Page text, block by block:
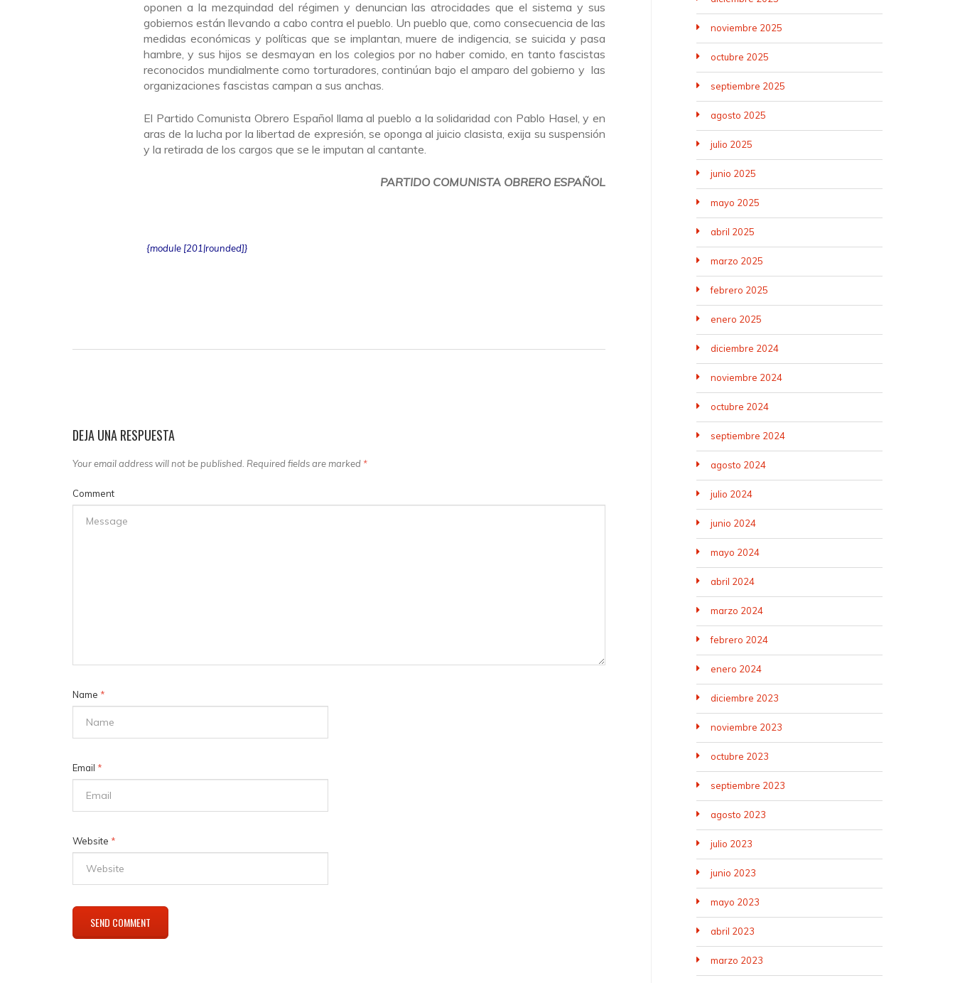
oponen a la mezquindad del régimen y denuncian las atrocidades que el sistema y sus
gobiernos están llevando a cabo contra el pueblo. Un pueblo que, como consecuencia de las
medidas económicas y políticas que se implantan, muere de indigencia, se suicida y pasa
hambre, y sus hijos se desmayan en los colegios por no haber comido, en tanto fascistas
reconocidos mundialmente como torturadores, continúan bajo el amparo del gobierno y las
organizaciones fascistas campan a sus anchas.
El Partido Comunista Obrero Español llama al pueblo a la solidaridad con Pablo Hasel, y en
aras de la lucha por la libertad de expresión, se oponga al juicio clasista, exija su suspensión
y la retirada de los cargos que se le imputan al cantante.
PARTIDO COMUNISTA OBRERO ESPAÑOL
{module [201|rounded]}
DEJA UNA RESPUESTA
Your email address will not be published. Required fields are marked *
Comment
Name *
Email *
Website *
noviembre 2025
octubre 2025
septiembre 2025
agosto 2025
julio 2025
junio 2025
mayo 2025
abril 2025
marzo 2025
febrero 2025
enero 2025
diciembre 2024
noviembre 2024
octubre 2024
septiembre 2024
agosto 2024
julio 2024
junio 2024
mayo 2024
abril 2024
marzo 2024
febrero 2024
enero 2024
diciembre 2023
noviembre 2023
octubre 2023
septiembre 2023
agosto 2023
julio 2023
junio 2023
mayo 2023
abril 2023
marzo 2023